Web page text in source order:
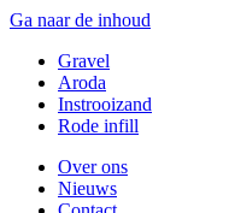
Ga naar de inhoud
Gravel
Aroda
Instrooizand
Rode infill
Over ons
Nieuws